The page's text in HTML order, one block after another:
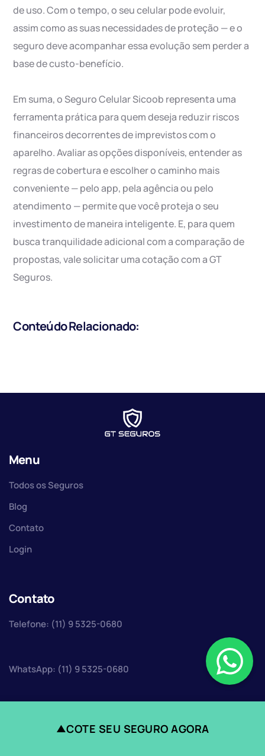
de uso. Com o tempo, o seu celular pode evoluir,
assim como as suas necessidades de proteção — e o
seguro deve acompanhar essa evolução sem perder a
base de custo-benefício.
Em suma, o Seguro Celular Sicoob representa uma
ferramenta prática para quem deseja reduzir riscos
financeiros decorrentes de imprevistos com o
aparelho. Avaliar as opções disponíveis, entender as
regras de cobertura e escolher o caminho mais
conveniente — pelo app, pela agência ou pelo
atendimento — permite que você proteja o seu
investimento de maneira inteligente. E, para quem
busca tranquilidade adicional com a comparação de
propostas, vale solicitar uma cotação com a GT
Seguros.
Conteúdo Relacionado:
Menu
Todos os Seguros
Blog
Contato
Login
Contato
Telefone: (11) 9 5325-0680
WhatsApp: (11) 9 5325-0680
▲COTE SEU SEGURO AGORA